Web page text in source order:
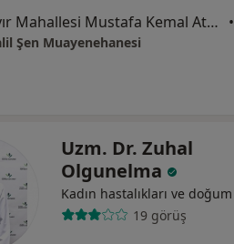
Paşabayır Mahallesi Mustafa Kemal Atatürk Bulvarı No:69/A, Balıkesir •
Şen Muayenehanesi
Uzm. Dr. Zuhal
Olgunelma
Kadın hastalıkları ve doğum
19 görüş